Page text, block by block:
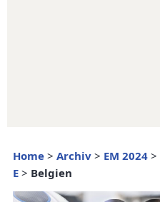
Home > Archiv > EM 2024 >
E > Belgien